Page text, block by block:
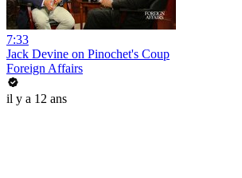
7:33
Jack Devine on Pinochet's Coup
Foreign Affairs
il y a 12 ans